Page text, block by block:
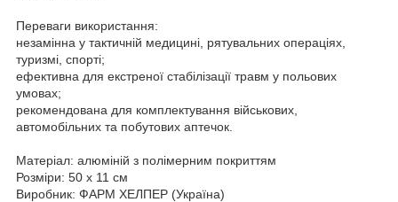
Переваги використання:
незамінна у тактичній медицині, рятувальних операціях,
туризмі, спорті;
ефективна для екстреної стабілізації травм у польових
умовах;
рекомендована для комплектування військових,
автомобільних та побутових аптечок.
Матеріал: алюміній з полімерним покриттям
Розміри: 50 х 11 см
Виробник: ФАРМ ХЕЛПЕР (Україна)